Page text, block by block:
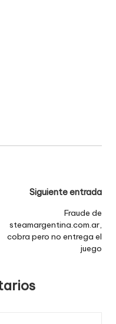
Siguiente entrada
Fraude de
steamargentina.com.ar,
cobra pero no entrega el
juego